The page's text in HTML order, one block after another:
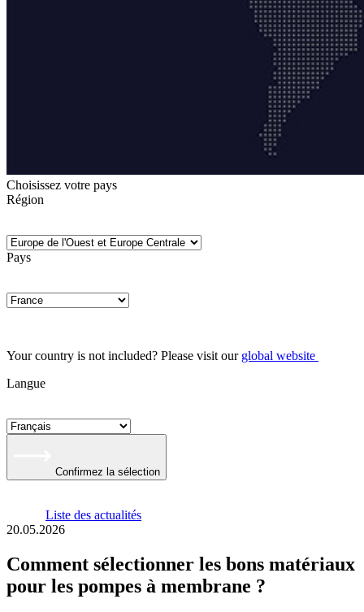
Choisissez votre pays
Région
Pays
Your country is not included? Please visit our global website
Langue
Confirmez la sélection
Liste des actualités
20.05.2026
Comment sélectionner les bons matériaux
pour les pompes à membrane ?